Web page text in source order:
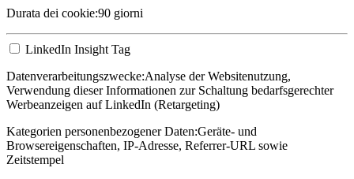
Durata dei cookie:90 giorni
LinkedIn Insight Tag
Datenverarbeitungszwecke:Analyse der Websitenutzung,
Verwendung dieser Informationen zur Schaltung bedarfsgerechter
Werbeanzeigen auf LinkedIn (Retargeting)
Kategorien personenbezogener Daten:Geräte- und
Browsereigenschaften, IP-Adresse, Referrer-URL sowie
Zeitstempel